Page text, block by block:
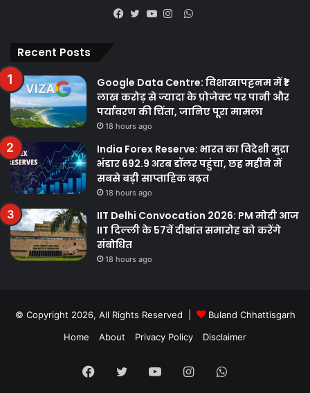
WhatsApp
Recent Posts
Google Data Centre: विशाखापट्टनम में ₹1
लाख करोड़ से ज्यादा के प्रोजेक्ट पर पानी और
पर्यावरण की चिंता, जानिए पूरा मामला
18 hours ago
India Forex Reserve: भारत का विदेशी मुद्रा
भंडार 692.9 अरब डॉलर पहुंचा, छह महीने में
सबसे बड़ी साप्ताहिक बढ़त
18 hours ago
IIT Delhi Convocation 2026: PM मोदी आज
IIT दिल्ली के 57वें दीक्षांत समारोह को करेंगे
संबोधित
18 hours ago
© Copyright 2026, All Rights Reserved |
Buland Chhattisgarh
Home
About Privacy Policy Disclaimer
Facebook
Twitter YouTubeInstagramWhatsApp